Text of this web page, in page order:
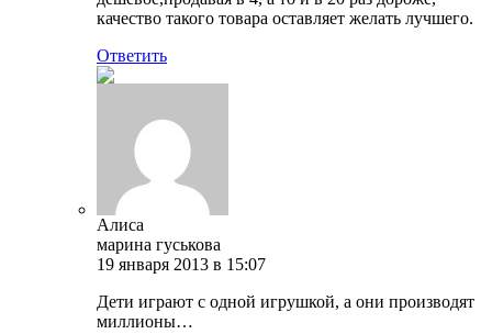
качество такого товара оставляет желать лучшего.
Ответить
Алиса
марина гуськова
19 января 2013 в 15:07
Дети играют с одной игрушкой, а они производят
миллионы…